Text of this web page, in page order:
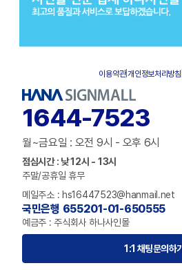
이용약관|개인정보처리방침
1644-7523
월~금요일 : 오전 9시 - 오후 6시
점심시간 : 낮 12시 - 13시
주말/공휴일 휴무
메일주소 : hs16447523@hanmail.net
국민은행 655201-01-650555
예금주 : 주식회사 하나사인몰
1:1 채팅문의하기